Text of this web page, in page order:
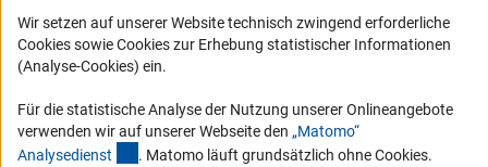
Nationale Forschungsdateninfrastruktur: Programm- und
Antragsunterlagen für die zweite Förderphas e
Information für die Wissenschaft Nr. 22|10. März 2025
Networking for Research – German Universities of Applied
Sciences
Wir setzen auf unserer Website technisch zwingend erforderliche
Cookies sowie Cookies zur Erhebung statistischer Informationen
(Analyse-Cookies) ein.
Für die statistische Analyse der Nutzung unserer Onlineangebote
verwenden wir auf unserer Webseite den „Matomo“
Analysedienst (externer Link)
. Matomo läuft grundsätzlich ohne Cookies.